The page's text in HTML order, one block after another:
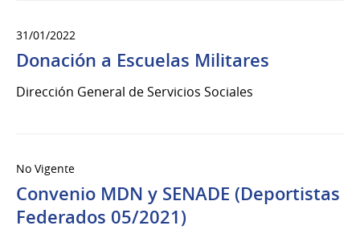
31/01/2022
Donación a Escuelas Militares
Dirección General de Servicios Sociales
No Vigente
Convenio MDN y SENADE (Deportistas
Federados 05/2021)